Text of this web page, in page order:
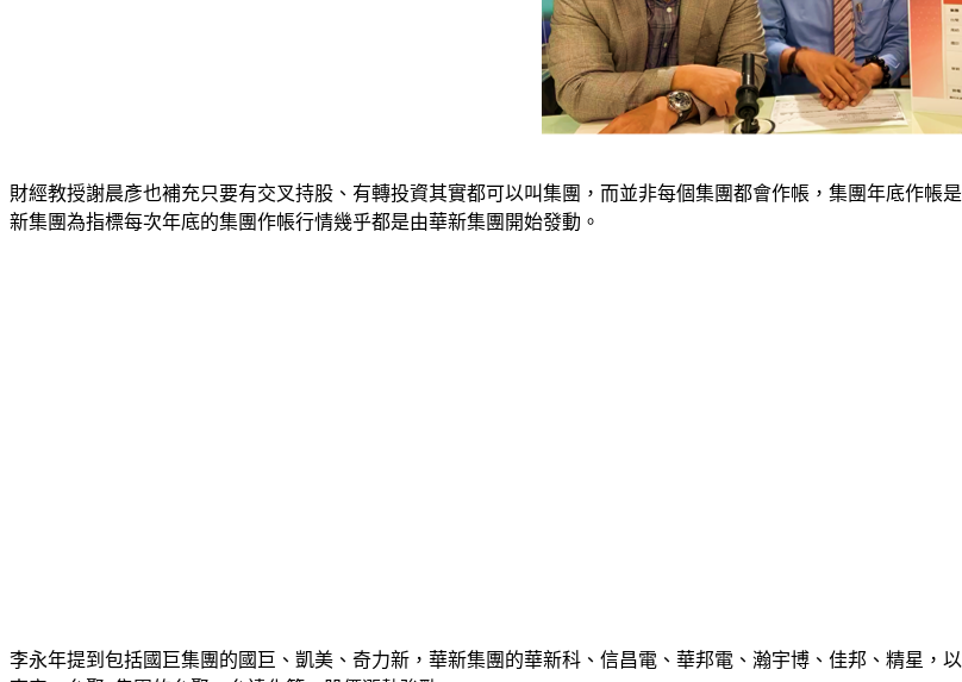
財經教授謝晨彥也補充只要有交叉持股、有轉投資其實都可以叫集團，而並非每個集團都會作帳，集團年底作
新集團為指標每次年底的集團作帳行情幾乎都是由華新集團開始發動。
李永年提到包括國巨集團的國巨、凱美、奇力新，華新集團的華新科、信昌電、華邦電、瀚宇博、佳邦、精星，